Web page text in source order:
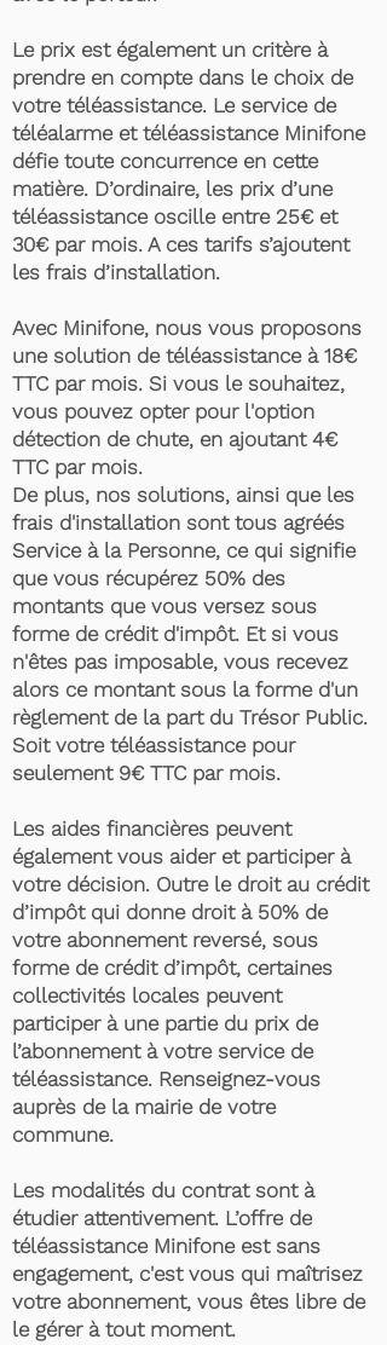
Le prix est également un critère à
prendre en compte dans le choix de
votre téléassistance. Le service de
téléalarme et téléassistance Minifone
défie toute concurrence en cette
matière. D’ordinaire, les prix d’une
téléassistance oscille entre 25€ et
30€ par mois. A ces tarifs s’ajoutent
les frais d’installation.
Avec Minifone, nous vous proposons
une solution de téléassistance à 18€
TTC par mois. Si vous le souhaitez,
vous pouvez opter pour l'option
détection de chute, en ajoutant 4€
TTC par mois.
De plus, nos solutions, ainsi que les
frais d'installation sont tous agréés
Service à la Personne, ce qui signifie
que vous récupérez 50% des
montants que vous versez sous
forme de crédit d'impôt. Et si vous
n'êtes pas imposable, vous recevez
alors ce montant sous la forme d'un
règlement de la part du Trésor Public.
Soit votre téléassistance pour
seulement 9€ TTC par mois.
Les aides financières peuvent
également vous aider et participer à
votre décision. Outre le droit au crédit
d’impôt qui donne droit à 50% de
votre abonnement reversé, sous
forme de crédit d’impôt, certaines
collectivités locales peuvent
participer à une partie du prix de
l’abonnement à votre service de
téléassistance. Renseignez-vous
auprès de la mairie de votre
commune.
Les modalités du contrat sont à
étudier attentivement. L’offre de
téléassistance Minifone est sans
engagement, c'est vous qui maîtrisez
votre abonnement, vous êtes libre de
le gérer à tout moment.